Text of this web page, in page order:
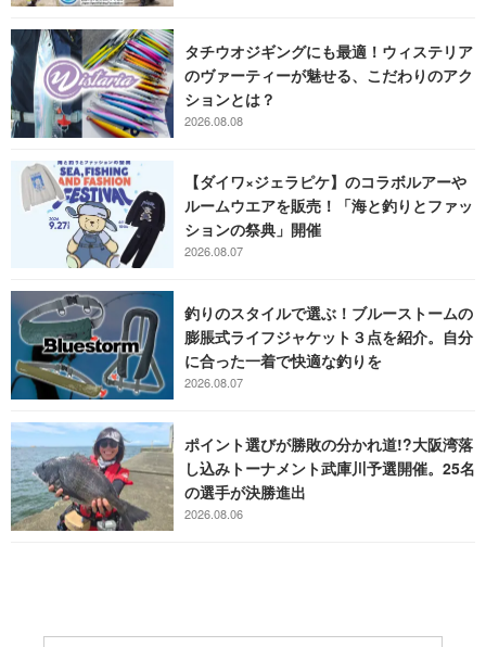
タチウオジギングにも最適！ウィステリア
のヴァーティーが魅せる、こだわりのアク
ションとは？
2026.08.08
【ダイワ×ジェラピケ】のコラボルアーや
ルームウエアを販売！「海と釣りとファッ
ションの祭典」開催
2026.08.07
釣りのスタイルで選ぶ！ブルーストームの
膨脹式ライフジャケット３点を紹介。自分
に合った一着で快適な釣りを
2026.08.07
ポイント選びが勝敗の分かれ道!?大阪湾落
し込みトーナメント武庫川予選開催。25名
の選手が決勝進出
2026.08.06